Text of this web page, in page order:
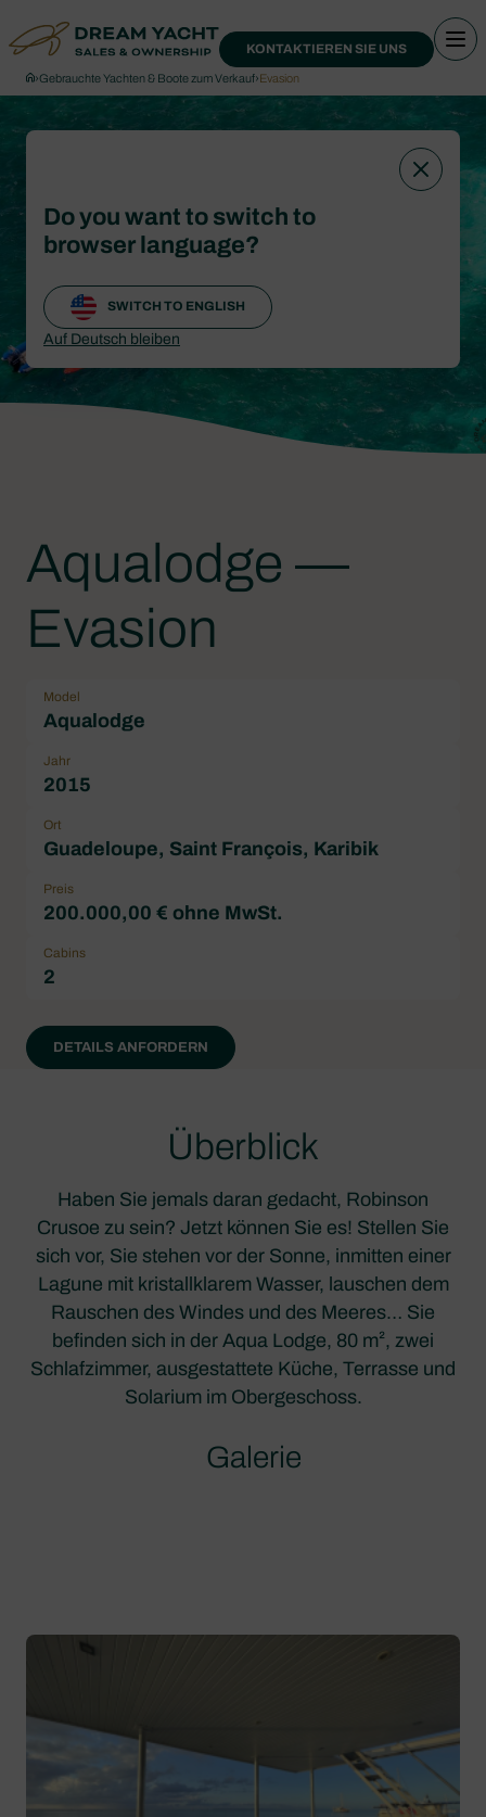
KONTAKTIEREN SIE UNS
›Gebrauchte Yachten & Boote zum Verkauf›Evasion
Aqualodge —
Evasion
Model
Aqualodge
Jahr
2015
Ort
Guadeloupe, Saint François, Karibik
Preis
200.000,00 € ohne MwSt.
Cabins
2
DETAILS ANFORDERN
Überblick
Haben Sie jemals daran gedacht, Robinson
Crusoe zu sein? Jetzt können Sie es! Stellen Sie
sich vor, Sie stehen vor der Sonne, inmitten einer
Lagune mit kristallklarem Wasser, lauschen dem
Rauschen des Windes und des Meeres… Sie
befinden sich in der Aqua Lodge, 80 m², zwei
Schlafzimmer, ausgestattete Küche, Terrasse und
Solarium im Obergeschoss.
Galerie
Do you want to switch to
browser language?
SWITCH TO ENGLISH
Auf Deutsch bleiben